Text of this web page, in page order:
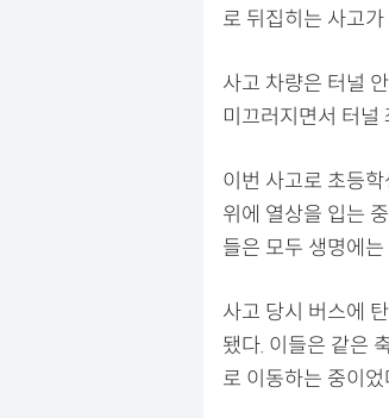
로 뒤집히는 사고가
사고 차량은 터널
미끄러지면서 터널
이번 사고로 초등
위에 열상을 입는
들은 모두 생명에
사고 당시 버스에
됐다. 이들은 같은
로 이동하는 중이었